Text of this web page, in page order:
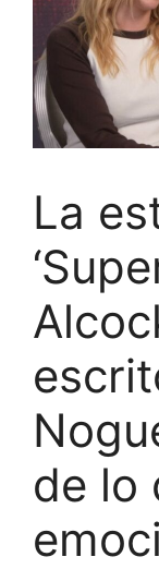
La
de lo